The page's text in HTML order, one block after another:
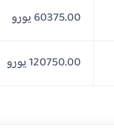
60375.00 يورو
120750.00 يورو